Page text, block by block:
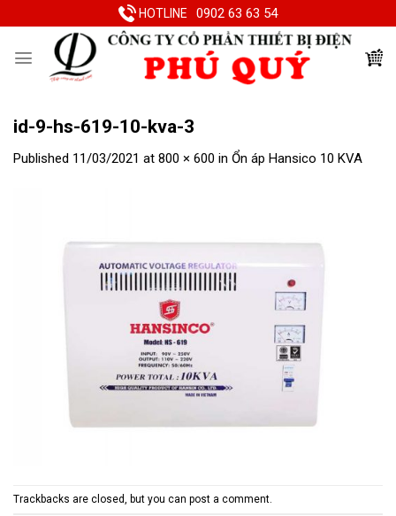
to
HOTLINE 0902 63 63 54
id-9-hs-619-10-kva-3
Published 11/03/2021 at 800 × 600 in Ổn áp Hansico 10 KVA
Trackbacks are closed, but you can post a comment.